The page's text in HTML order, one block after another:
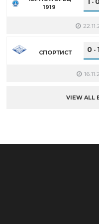
1919
-
СПОРТИСТ 0 -
VIEW ALL